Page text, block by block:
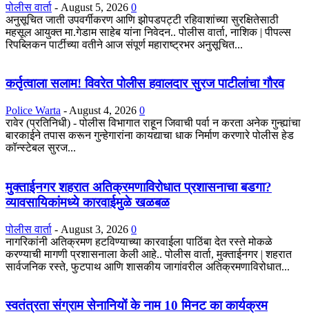
पोलीस वार्ता - August 5, 2026 0
अनुसूचित जाती उपवर्गीकरण आणि झोपडपट्टी रहिवाशांच्या सुरक्षितेसाठी
महसूल आयुक्त मा.गेडाम साहेब यांना निवेदन.. पोलीस वार्ता, नाशिक | पीपल्स
रिपब्लिकन पार्टीच्या वतीने आज संपूर्ण महाराष्ट्रभर अनुसूचित...
कर्तृत्वाला सलाम! विवरेत पोलीस हवालदार सुरज पाटीलांचा गौरव
Police Warta - August 4, 2026 0
रावेर (प्रतिनिधी) - पोलीस विभागात राहून जिवाची पर्वा न करता अनेक गुन्ह्यांचा
बारकाईने तपास करून गुन्हेगारांना कायद्याचा धाक निर्माण करणारे पोलीस हेड
कॉन्स्टेबल सुरज...
मुक्ताईनगर शहरात अतिक्रमणाविरोधात प्रशासनाचा बडगा?
व्यावसायिकांमध्ये कारवाईमुळे खळबळ
पोलीस वार्ता - August 3, 2026 0
नागरिकांनी अतिक्रमण हटविण्याच्या कारवाईला पाठिंबा देत रस्ते मोकळे
करण्याची मागणी प्रशासनाला केली आहे.. पोलीस वार्ता, मुक्ताईनगर | शहरात
सार्वजनिक रस्ते, फुटपाथ आणि शासकीय जागांवरील अतिक्रमणाविरोधात...
स्वतंत्रता संग्राम सेनानियों के नाम 10 मिनट का कार्यक्रम